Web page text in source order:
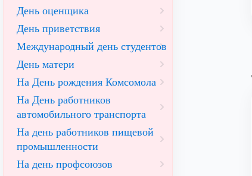
День оценщика
День приветствия
Международный день студентов
День матери
На День рождения Комсомола
На День работников
автомобильного транспорта
На день работников пищевой
промышленности
На день профсоюзов